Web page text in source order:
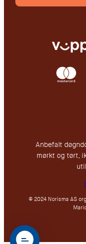
Anbefalt
mørkt og tørt,
© 2024 Norisma AS